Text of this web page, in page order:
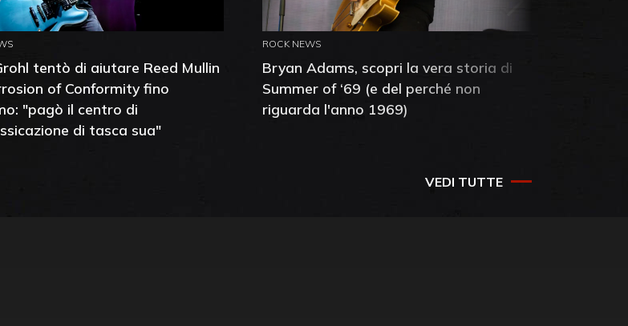
tentò di aiutare Reed Mullin
of Conformity fino
"pagò il centro di
di tasca sua"
ROCK NEWS
Bryan Adams, scopri la vera storia di
Summer of ‘69 (e del perché non
riguarda l'anno 1969)
VEDI TUTTE